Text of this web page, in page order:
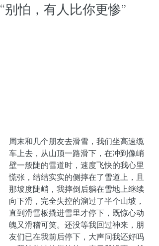
“别怕，有人比你更惨”
周末和几个朋友去滑雪，我们坐高速缆
车上去，从山顶一路滑下，在冲到像峭
壁一般陡的雪道时，速度飞快的我心里
慌张，结结实实的侧摔在了雪道上，且
那坡度陡峭，我摔倒后躺在雪地上继续
向下滑，完全失控的溜过了半个山坡，
直到滑雪板撬进雪里才停下，既惊心动
魄又滑稽可笑。还没等我回过神来，朋
友们已在我前后停下，大声问我还好吗